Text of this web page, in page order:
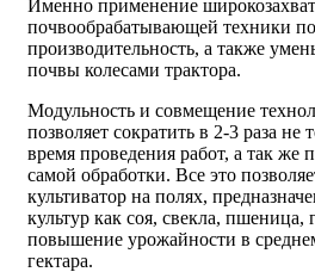
Именно применение
почвообрабатывающей техники
производительность, а также
почвы колесами трактора.
Модульность и совмещение
позволяет сократить в 2-3 раза не
время проведения работ, а так же
самой обработки. Все это
культиватор на полях,
культур как соя, свекла, пшеница,
повышение урожайности в
гектара.